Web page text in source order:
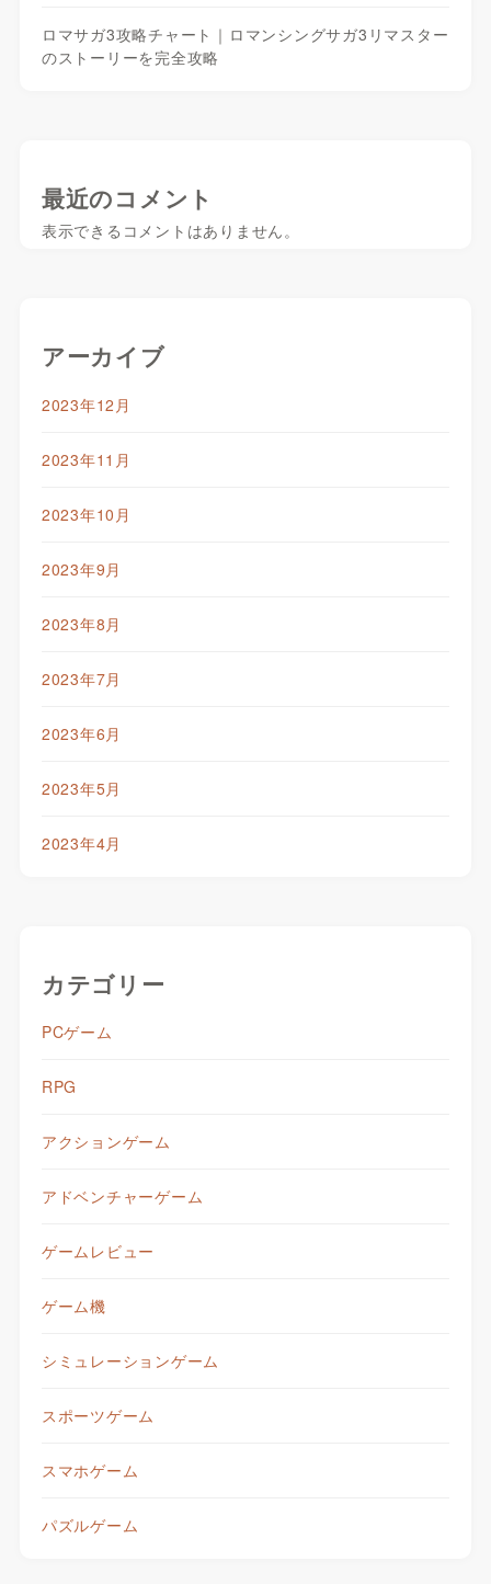
ロマサガ3攻略チャート｜ロマンシングサガ3リマスター
のストーリーを完全攻略
最近のコメント
表示できるコメントはありません。
アーカイブ
2023年12月
2023年11月
2023年10月
2023年9月
2023年8月
2023年7月
2023年6月
2023年5月
2023年4月
カテゴリー
PCゲーム
RPG
アクションゲーム
アドベンチャーゲーム
ゲームレビュー
ゲーム機
シミュレーションゲーム
スポーツゲーム
スマホゲーム
パズルゲーム